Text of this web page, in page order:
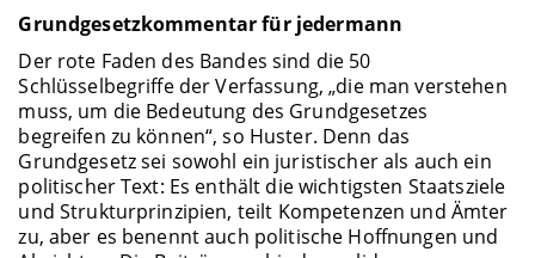
Grundgesetzkommentar für jedermann
Der rote Faden des Bandes sind die 50
Schlüsselbegriffe der Verfassung, „die man verstehen
muss, um die Bedeutung des Grundgesetzes
begreifen zu können“, so Huster. Denn das
Grundgesetz sei sowohl ein juristischer als auch ein
politischer Text: Es enthält die wichtigsten Staatsziele
und Strukturprinzipien, teilt Kompetenzen und Ämter
zu, aber es benennt auch politische Hoffnungen und